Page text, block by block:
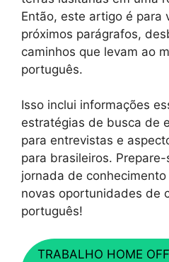
Então, este artigo é para
próximos parágrafos,
caminhos que levam ao
português.
Isso inclui informações
estratégias de busca de
para entrevistas e
para brasileiros.
jornada de
novas oportunidades de
português!
TRABALHO HOME